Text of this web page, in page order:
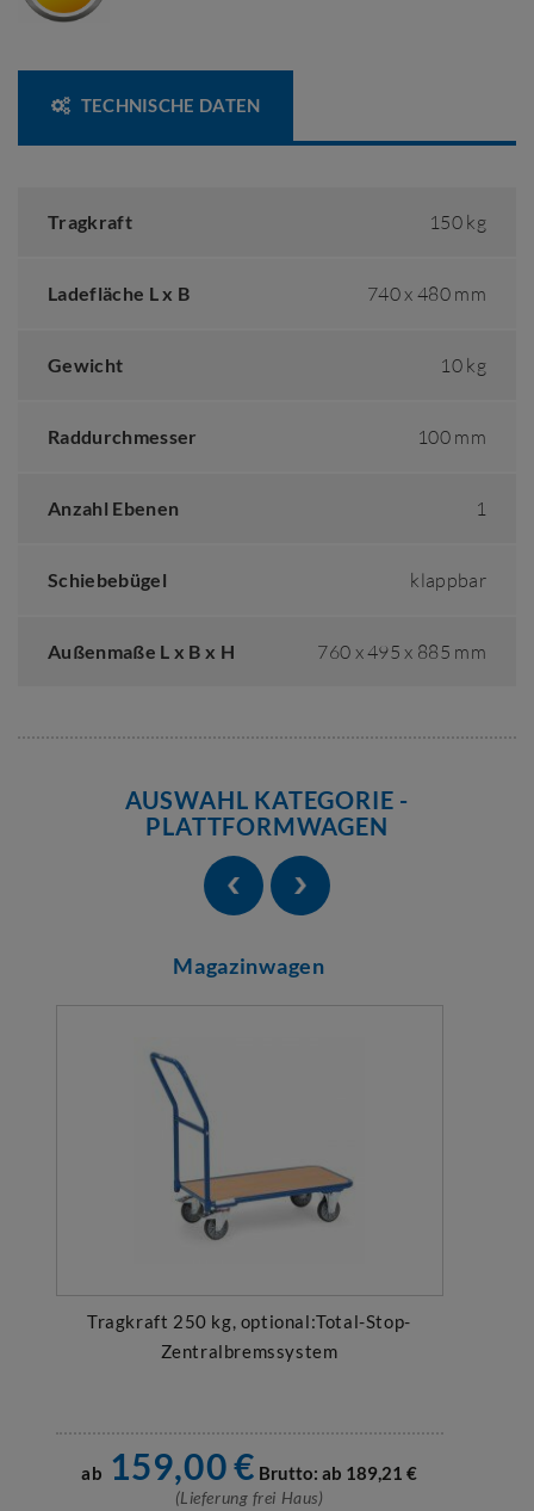
TECHNISCHE DATEN
Tragkraft 150 kg
Ladefläche L x B 740 x 480 mm
Gewicht 10 kg
Raddurchmesser 100 mm
Anzahl Ebenen 1
Schiebebügel klappbar
Außenmaße L x B x H 760 x 495 x 885 mm
AUSWAHL KATEGORIE -
PLATTFORMWAGEN
Magazinwagen
Tragkraft 250 kg, optional:Total-Stop-
Zentralbremssystem
ab 159,00€ Brutto: ab 189,21 €
(Lieferung frei Haus)